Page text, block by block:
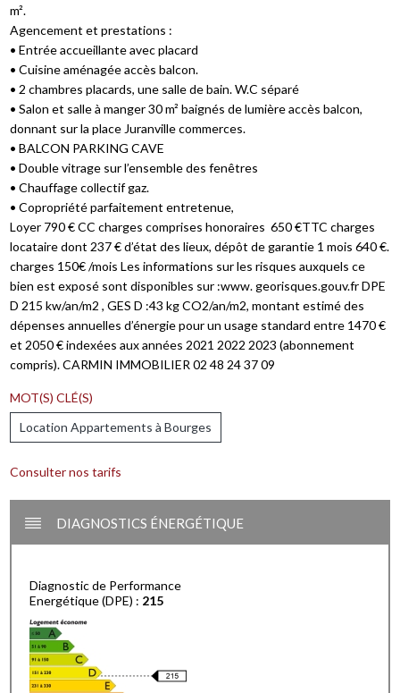
m².
Agencement et prestations :
• Entrée accueillante avec placard
• Cuisine aménagée accès balcon.
• 2 chambres placards, une salle de bain. W.C séparé
• Salon et salle à manger 30 m² baignés de lumière accès balcon,
donnant sur la place Juranville commerces.
• BALCON PARKING CAVE
• Double vitrage sur l’ensemble des fenêtres
• Chauffage collectif gaz.
• Copropriété parfaitement entretenue,
Loyer 790 € CC charges comprises honoraires 650 €TTC charges
locataire dont 237 € d’état des lieux, dépôt de garantie 1 mois 640 €.
charges 150€ /mois Les informations sur les risques auxquels ce
bien est exposé sont disponibles sur :www. georisques.gouv.fr DPE
D 215 kw/an/m2 , GES D :43 kg CO2/an/m2, montant estimé des
dépenses annuelles d’énergie pour un usage standard entre 1470 €
et 2050 € indexées aux années 2021 2022 2023 (abonnement
compris). CARMIN IMMOBILIER 02 48 24 37 09
MOT(S) CLÉ(S)
Location Appartements à Bourges
Consulter nos tarifs
DIAGNOSTICS ÉNERGÉTIQUE
Diagnostic de Performance
Energétique (DPE) : 215